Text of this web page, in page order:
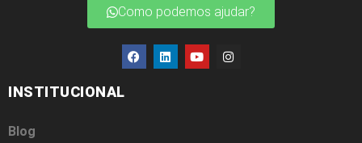
Como podemos ajudar?
INSTITUCIONAL
Blog